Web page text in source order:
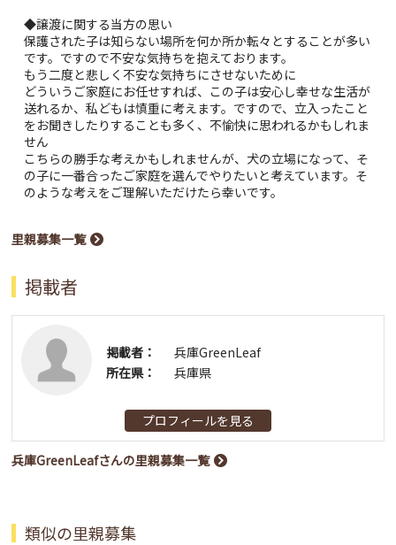
◆譲渡に関する当方の思い
保護された子は知らない場所を何か所か転々とすることが多い
です。ですので不安な気持ちを抱えております。
もう二度と悲しく不安な気持ちにさせないために
どういうご家庭にお任せすれば、この子は安心し幸せな生活が
送れるか、私どもは慎重に考えます。ですので、立入ったこと
をお聞きしたりすることも多く、不愉快に思われるかもしれま
せん
こちらの勝手な考えかもしれませんが、犬の立場になって、そ
の子に一番合ったご家庭を選んでやりたいと考えています。そ
のような考えをご理解いただけたら幸いです。
里親募集一覧
掲載者
掲載者：
兵庫GreenLeaf
所在県：
兵庫県
プロフィールを見る
兵庫GreenLeafさんの里親募集一覧
類似の里親募集